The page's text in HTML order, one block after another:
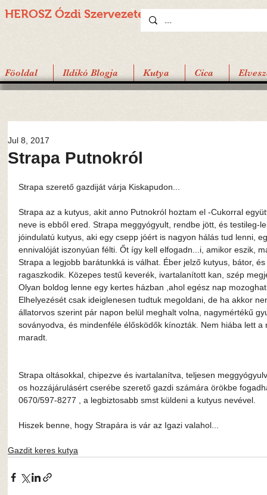
HEROSZ Ózdi Szervezete
Föoldal Ildikó Blogja Kutya Cica
Strapa Putnokról
Jul 8, 2017
Strapa szerető gazdiját várja Kiskapudon...
Strapa az a kutyus, akit anno Putnokról hoztam el -Cukorral
neve is ebből ered. Strapa meggyógyult, rendbe jött, és testileg-
jóindulatú kutyus, aki egy csepp jóért is nagyon hálás tud lenni,
ennivalóját iszonyúan félti. Őt így kell elfogadn...i, amikor eszik,
Strapa a legjobb barátunkká is válhat. Éber jelző kutyus, bátor,
ragaszkodik. Közepes testű keverék, ivartalanított kan, szép
Olyan boldog lenne egy kertes házban ,ahol egész nap
Elhelyezését csak ideiglenesen tudtuk megoldani, de ha akkor
állatorvos szerint pár napon belül meghalt volna, nagymértékű
soványodva, és mindenféle élősködők kínozták. Nem hiába lett
maradt.
Strapa oltásokkal, chipezve és ivartalanítva, teljesen
os hozzájárulásért cserébe szerető gazdi számára örökbe
0670/597-8277 , a legbiztosabb smst küldeni a kutyus nevével.
Hiszek benne, hogy Strapára is vár az Igazi valahol...
Gazdit keres kutya